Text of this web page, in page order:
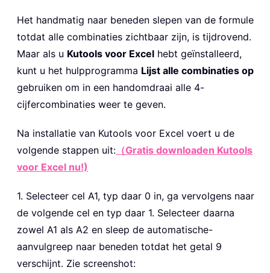
Het handmatig naar beneden slepen van de formule
totdat alle combinaties zichtbaar zijn, is tijdrovend.
Maar als u Kutools voor Excel hebt geïnstalleerd,
kunt u het hulpprogramma Lijst alle combinaties op
gebruiken om in een handomdraai alle 4-
cijfercombinaties weer te geven.
Na installatie van Kutools voor Excel voert u de
volgende stappen uit: （Gratis downloaden Kutools
voor Excel nu!)
1. Selecteer cel A1, typ daar 0 in, ga vervolgens naar
de volgende cel en typ daar 1. Selecteer daarna
zowel A1 als A2 en sleep de automatische-
aanvulgreep naar beneden totdat het getal 9
verschijnt. Zie screenshot: